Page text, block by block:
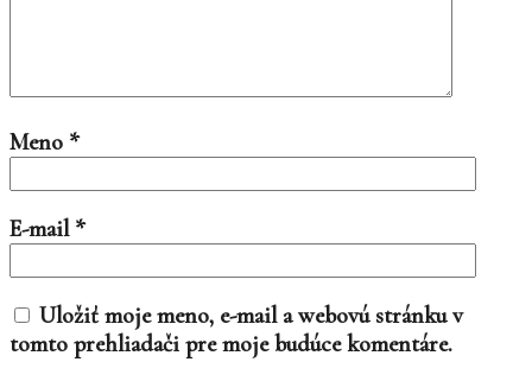
Meno *
E-mail *
Uložiť moje meno, e-mail a webovú stránku v
tomto prehliadači pre moje budúce komentáre.